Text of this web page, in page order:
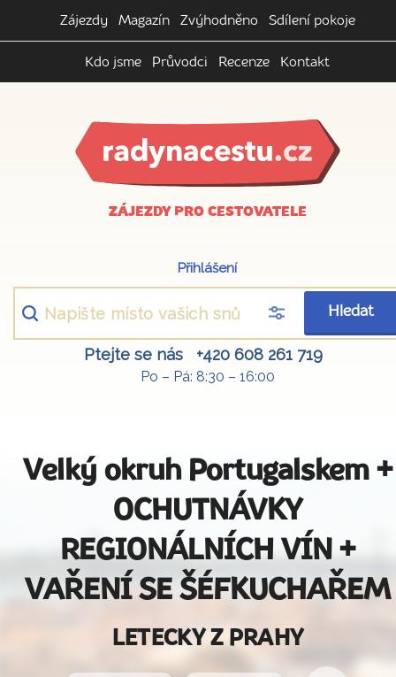
Zájezdy Magazín Zvýhodněno Sdílení pokoje
Kdo jsme Průvodci Recenze Kontakt
ZÁJEZDY PRO CESTOVATELE
Přihlášení
Hledat
Ptejte se nás +420 608 261 719
Po – Pá: 8:30 – 16:00
Velký okruh Portugalskem +
OCHUTNÁVKY
REGIONÁLNÍCH VÍN +
VAŘENÍ SE ŠÉFKUCHAŘEM
LETECKY Z PRAHY